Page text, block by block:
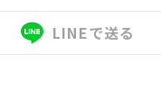
LINEで送る